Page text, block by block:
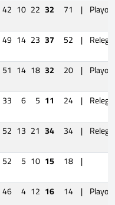
42 10 22 32 71 |
49 14 23 37 52 |
51 14 18 32 20 |
33 6 5 11 24 |
52 13 21 34 34 |
52 5 10 15 18 |
46 4 12 16 14 |